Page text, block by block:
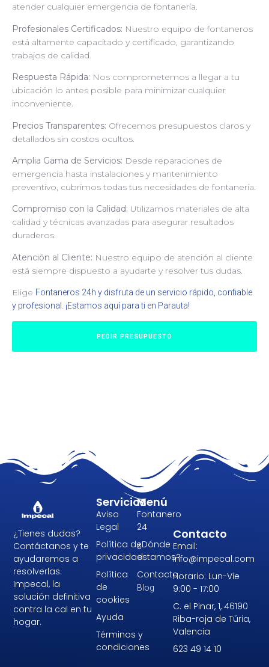
atender cualquier emergencia de fontanería.
Profesionales Certificados: Nuestro equipo de fontaneros
está altamente capacitado y certificado, garantizando
trabajos de calidad.
Respuesta Rápida: Nos comprometemos a llegar a tu
ubicación lo antes posible para minimizar cualquier
inconveniente.
Precios Transparentes: Ofrecemos presupuestos claros y
detallados sin costos ocultos.
Amplia Gama de Servicios: Desde reparaciones de
emergencia hasta instalaciones y mantenimiento
preventivo, cubrimos todas tus necesidades de fontanería.
Compromiso con la Calidad: Utilizamos materiales de alta
calidad y técnicas avanzadas para asegurar resultados
duraderos.
Atención al Cliente: Nuestro equipo de atención al cliente
está siempre dispuesto a ayudarte y resolver tus dudas.
Elige Fontaneros 24h y disfruta de un servicio rápido, confiable
y profesional. ¡Estamos aquí para ti en Parauta!
PEDIR PRESUPUESTO
¿Tienes dudas?
Contáctanos y te
ayudaremos a
resolverlas.
Impecal, la
solución definitiva
contra la cal en tu
hogar.
Menú
Fontanero
24
¿Dónde
estamos?
Contacto
Blog
Servicios
Aviso
Legal
Política de
privacidad
Política
de
cookies
Ayuda
Términos y
condiciones
Contacto
Email:
info@impecal.com
Horario: Lun-Vie
9:00 - 17:00
C. el Pinar, 1, 46190
Riba-roja de Túria,
Valencia
623 49 14 10